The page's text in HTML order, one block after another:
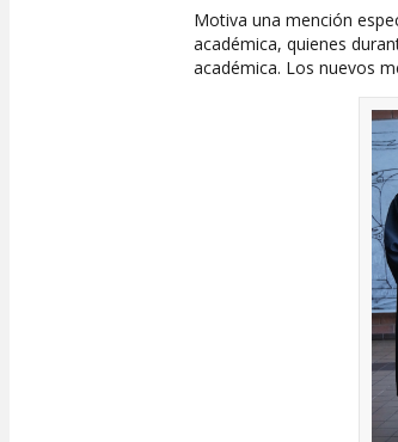
Motiva una mención
académica, quienes
académica. Los nuevos